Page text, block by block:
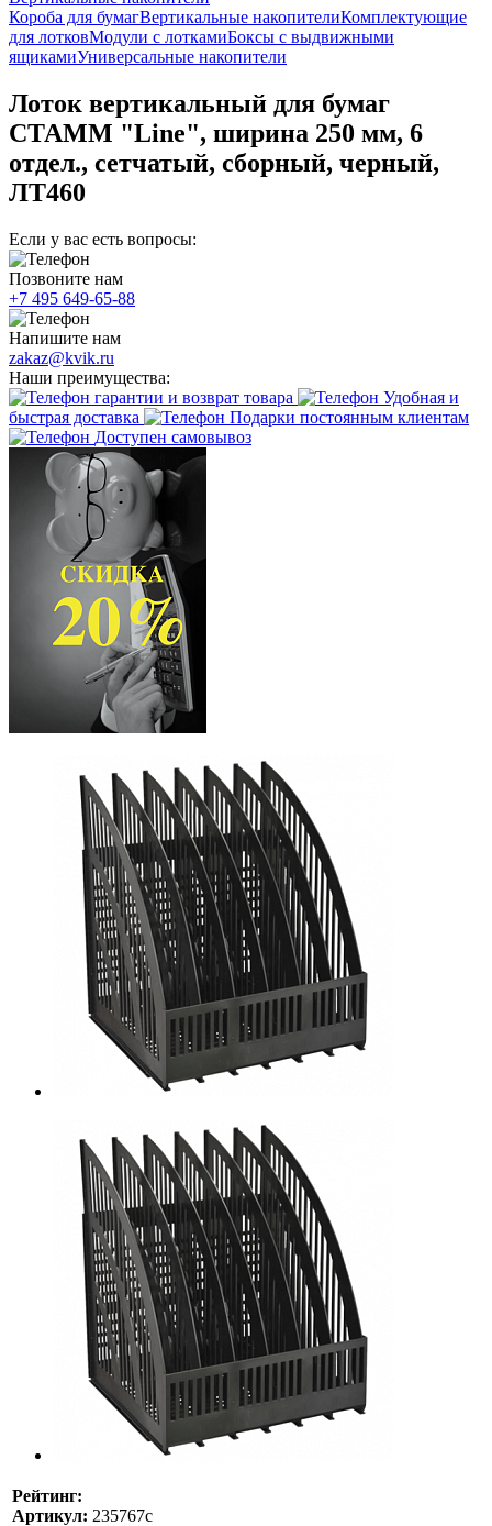
Короба для бумагВертикальные накопителиКомплектующие
для лотковМодули с лоткамиБоксы с выдвижными
ящикамиУниверсальные накопители
Лоток вертикальный для бумаг
СТАММ "Line", ширина 250 мм, 6
отдел., сетчатый, сборный, черный,
ЛТ460
Если у вас есть вопросы:
Позвоните нам
+7 495 649-65-88
Напишите нам
zakaz@kvik.ru
Наши преимущества:
гарантии и возврат товара
Удобная и
быстрая доставка
Подарки постоянным клиентам
Доступен самовывоз
Рейтинг:
Артикул: 235767с